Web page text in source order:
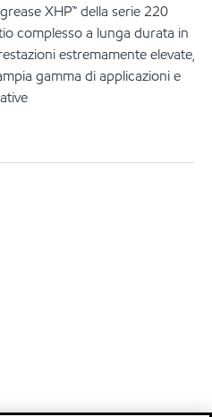
XHP™ della serie 220
complesso a lunga durata in
estremamente elevate,
gamma di applicazioni e